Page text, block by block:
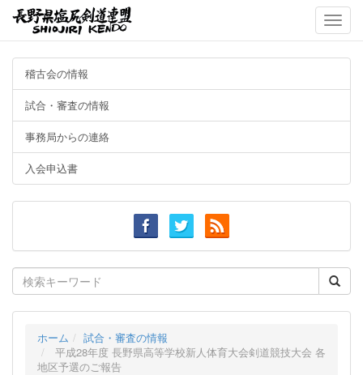
Toggle
稽古会の情報
試合・審査の情報
事務局からの連絡
入会申込書
Search
for:
ホーム
試合・審査の情報
平成28年度 長野県高等学校新人体育大会剣道競技大会 各
地区予選のご報告